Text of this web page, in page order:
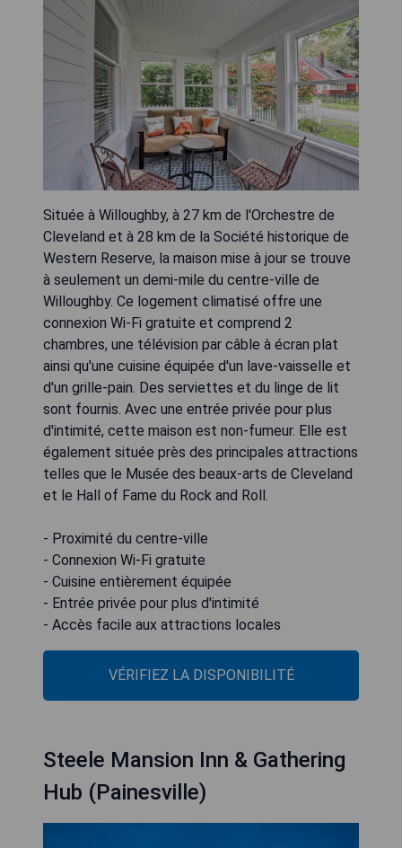
Située à Willoughby, à 27 km de l'Orchestre de
Cleveland et à 28 km de la Société historique de
Western Reserve, la maison mise à jour se trouve
à seulement un demi-mile du centre-ville de
Willoughby. Ce logement climatisé offre une
connexion Wi-Fi gratuite et comprend 2
chambres, une télévision par câble à écran plat
ainsi qu'une cuisine équipée d'un lave-vaisselle et
d'un grille-pain. Des serviettes et du linge de lit
sont fournis. Avec une entrée privée pour plus
d'intimité, cette maison est non-fumeur. Elle est
également située près des principales attractions
telles que le Musée des beaux-arts de Cleveland
et le Hall of Fame du Rock and Roll.
- Proximité du centre-ville
- Connexion Wi-Fi gratuite
- Cuisine entièrement équipée
- Entrée privée pour plus d'intimité
- Accès facile aux attractions locales
VÉRIFIEZ LA DISPONIBILITÉ
Steele Mansion Inn & Gathering
Hub (Painesville)